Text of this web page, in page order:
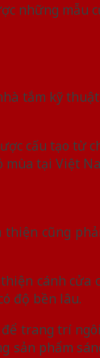
những mẫu
tắm kỹ
cấu tạo từ
mùa tại Việt
cũng
cánh cửa
độ bền lâu.
để trang trí
sản phẩm